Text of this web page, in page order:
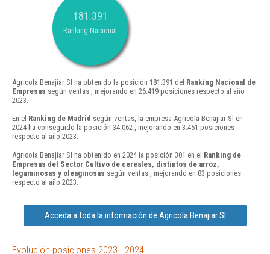
181.391
Ranking Nacional
Agricola Benajiar Sl ha obtenido la posición 181.391 del Ranking Nacional de
Empresas según ventas , mejorando en 26.419 posiciones respecto al año
2023.
En el Ranking de Madrid según ventas, la empresa Agricola Benajiar Sl en
2024 ha conseguido la posición 34.062 , mejorando en 3.451 posiciones
respecto al año 2023.
Agricola Benajiar Sl ha obtenido en 2024 la posición 301 en el Ranking de
Empresas del Sector Cultivo de cereales, distintos de arroz,
leguminosas y oleaginosas según ventas , mejorando en 83 posiciones
respecto al año 2023.
Acceda a toda la información de Agricola Benajiar Sl
Evolución posiciones 2023 - 2024